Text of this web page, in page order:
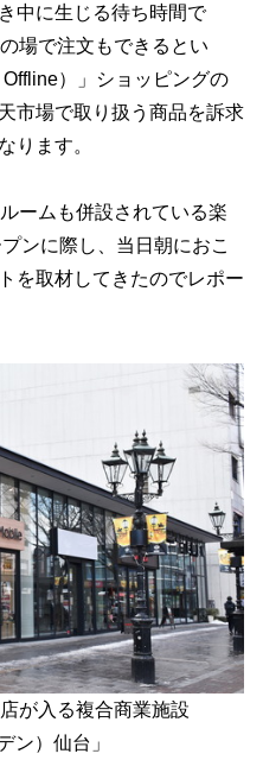
中に生じる待ち時間で
場で注文もできるとい
）」ショッピングの
市場で取り扱う商品を訴求
ります。
ームも併設されている楽
ンに際し、当日朝におこ
を取材してきたのでレポー
が入る複合商業施設
ン）仙台」